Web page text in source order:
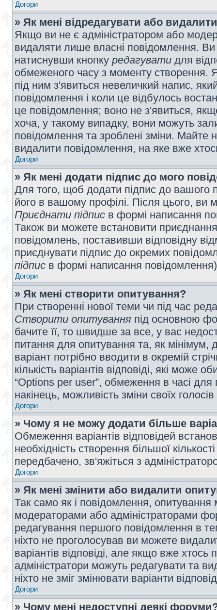
Догори
» Як мені відредагувати або
Якщо ви не є адміністратором або
видаляти лише власні повідомлення.
натиснувши кнопку редагувати для
обмеженого часу з моменту створення.
під ним з'явиться невеличкий напис,
повідомлення і коли це відбулось
це повідомлення; воно не з'явиться,
хоча, у такому випадку, вони можуть
повідомлення та зроблені зміни. Майте
видалити повідомлення, на яке вже
Догори
» Як мені додати підпис до мого
Для того, щоб додати підпис до вашого
його в вашому профілі. Після цього, ви
Приєднати підпис в формі написання
Також ви можете встановити
повідомлень, поставивши відповідну
приєднувати підпис до окремих
підпис в формі написання
Догори
» Як мені створити опитування?
При створенні нової теми чи під час
Створити опитування під основною
бачите її, то швидше за все, у вас
питання для опитування та, як мінімум,
варіант потрібно вводити в окремій
кількість варіантів відповіді, які може
“Options per user”, обмеження в часі для
накінець, можливість зміни своїх
Догори
» Чому я не можу додати більше
Обмеження варіантів відповідей
необхідність створення більшої
передбачено, зв'яжіться з
Догори
» Як мені змінити або видалити
Так само як і повідомлення,
модераторами або адміністраторами
редагування першого повідомлення в
ніхто не проголосував ви можете
варіантів відповіді, але якщо вже
адміністратори можуть редагувати та
ніхто не зміг змінювати варіанти
Догори
» Чому мені недоступні деякі